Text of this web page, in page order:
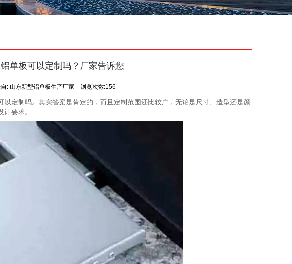
单板可以定制吗？厂家告诉您
: 山东新型铝单板生产厂家 浏览次数:156
以定制吗。其实答案是肯定的，而且定制范围还比较广，无论是尺寸、造型还是颜
要求。